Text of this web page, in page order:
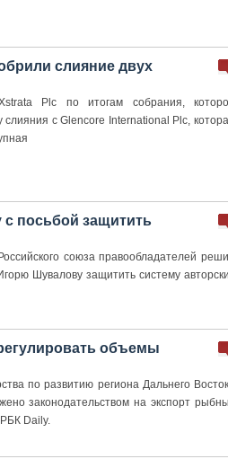
слияние двух
Plc по итогам собрания,
с Glencore International Plc,
посьбой защитить
союза правообладателей
Шувалову защитить систему
объемы
по развитию региона Дальнего
законодательством на экспорт
Daily.